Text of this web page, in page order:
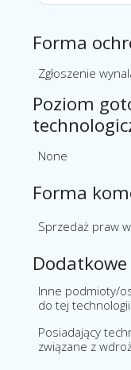
Forma
Zgłoszenie
Poziom
None
Forma
Sprzedaż praw
Inne podmioty/
do tej
Posiadający
związane z